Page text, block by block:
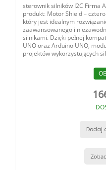
sterownik silników I2C Firma
produkt: Motor Shield –
który jest idealnym
zaawansowanego i
silnikami. Dzięki pełnej
UNO oraz Arduino UNO,
projektów wykorzystujących
Dodaj